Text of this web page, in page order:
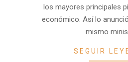
los mayores principales
económico. Así lo
mismo
SEGUIR